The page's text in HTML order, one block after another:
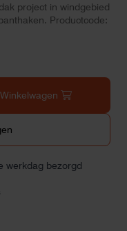
project in windgebied
Productcode:
werkdag bezorgd